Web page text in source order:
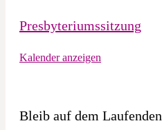
Presbyteriumssitzung
Kalender anzeigen
Bleib auf dem Laufenden